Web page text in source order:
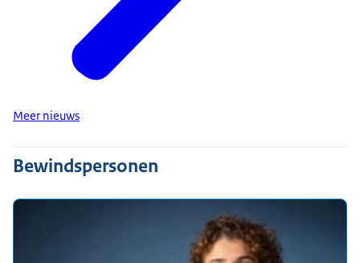
Meer nieuws
Bewindspersonen